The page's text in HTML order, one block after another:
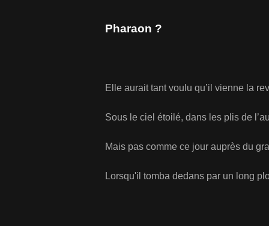
Pharaon ?
Elle aurait tant voulu qu’il vienne la
Sous le ciel étoilé, dans les plis de
Mais pas comme ce jour auprès du
Lorsqu'il tomba dedans par un long